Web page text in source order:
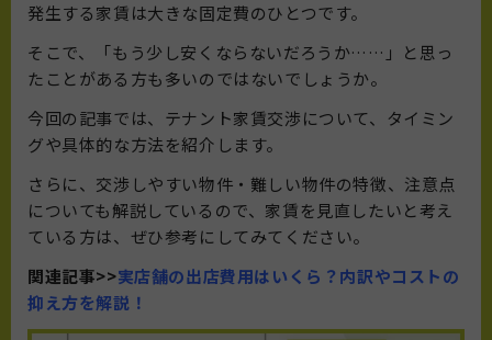
発生する家賃は大きな固定費のひとつです。
そこで、「もう少し安くならないだろうか……」と思っ
たことがある方も多いのではないでしょうか。
今回の記事では、テナント家賃交渉について、タイミン
グや具体的な方法を紹介します。
さらに、交渉しやすい物件・難しい物件の特徴、注意点
についても解説しているので、家賃を見直したいと考え
ている方は、ぜひ参考にしてみてください。
関連記事>>実店舗の出店費用はいくら？内訳やコストの
抑え方を解説！